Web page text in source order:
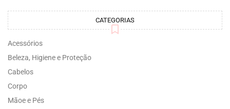
CATEGORIAS
Acessórios
Beleza, Higiene e Proteção
Cabelos
Corpo
Mãoe e Pés